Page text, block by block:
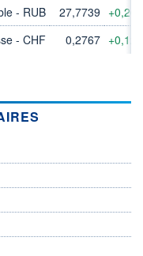
- RUB 27,7739
- CHF 0,2767